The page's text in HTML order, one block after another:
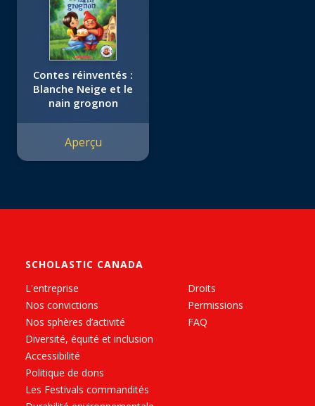
Contes réinventés :
Blanche Neige et le
nain grognon
Aperçu
SCHOLASTIC CANADA
L'entreprise
Nos convictions
Nos sphères d’activité
Diversité, équité et inclusion
Accessibilité
Politique de dons
Les Festivals commandités
Droits
Permissions
FAQ